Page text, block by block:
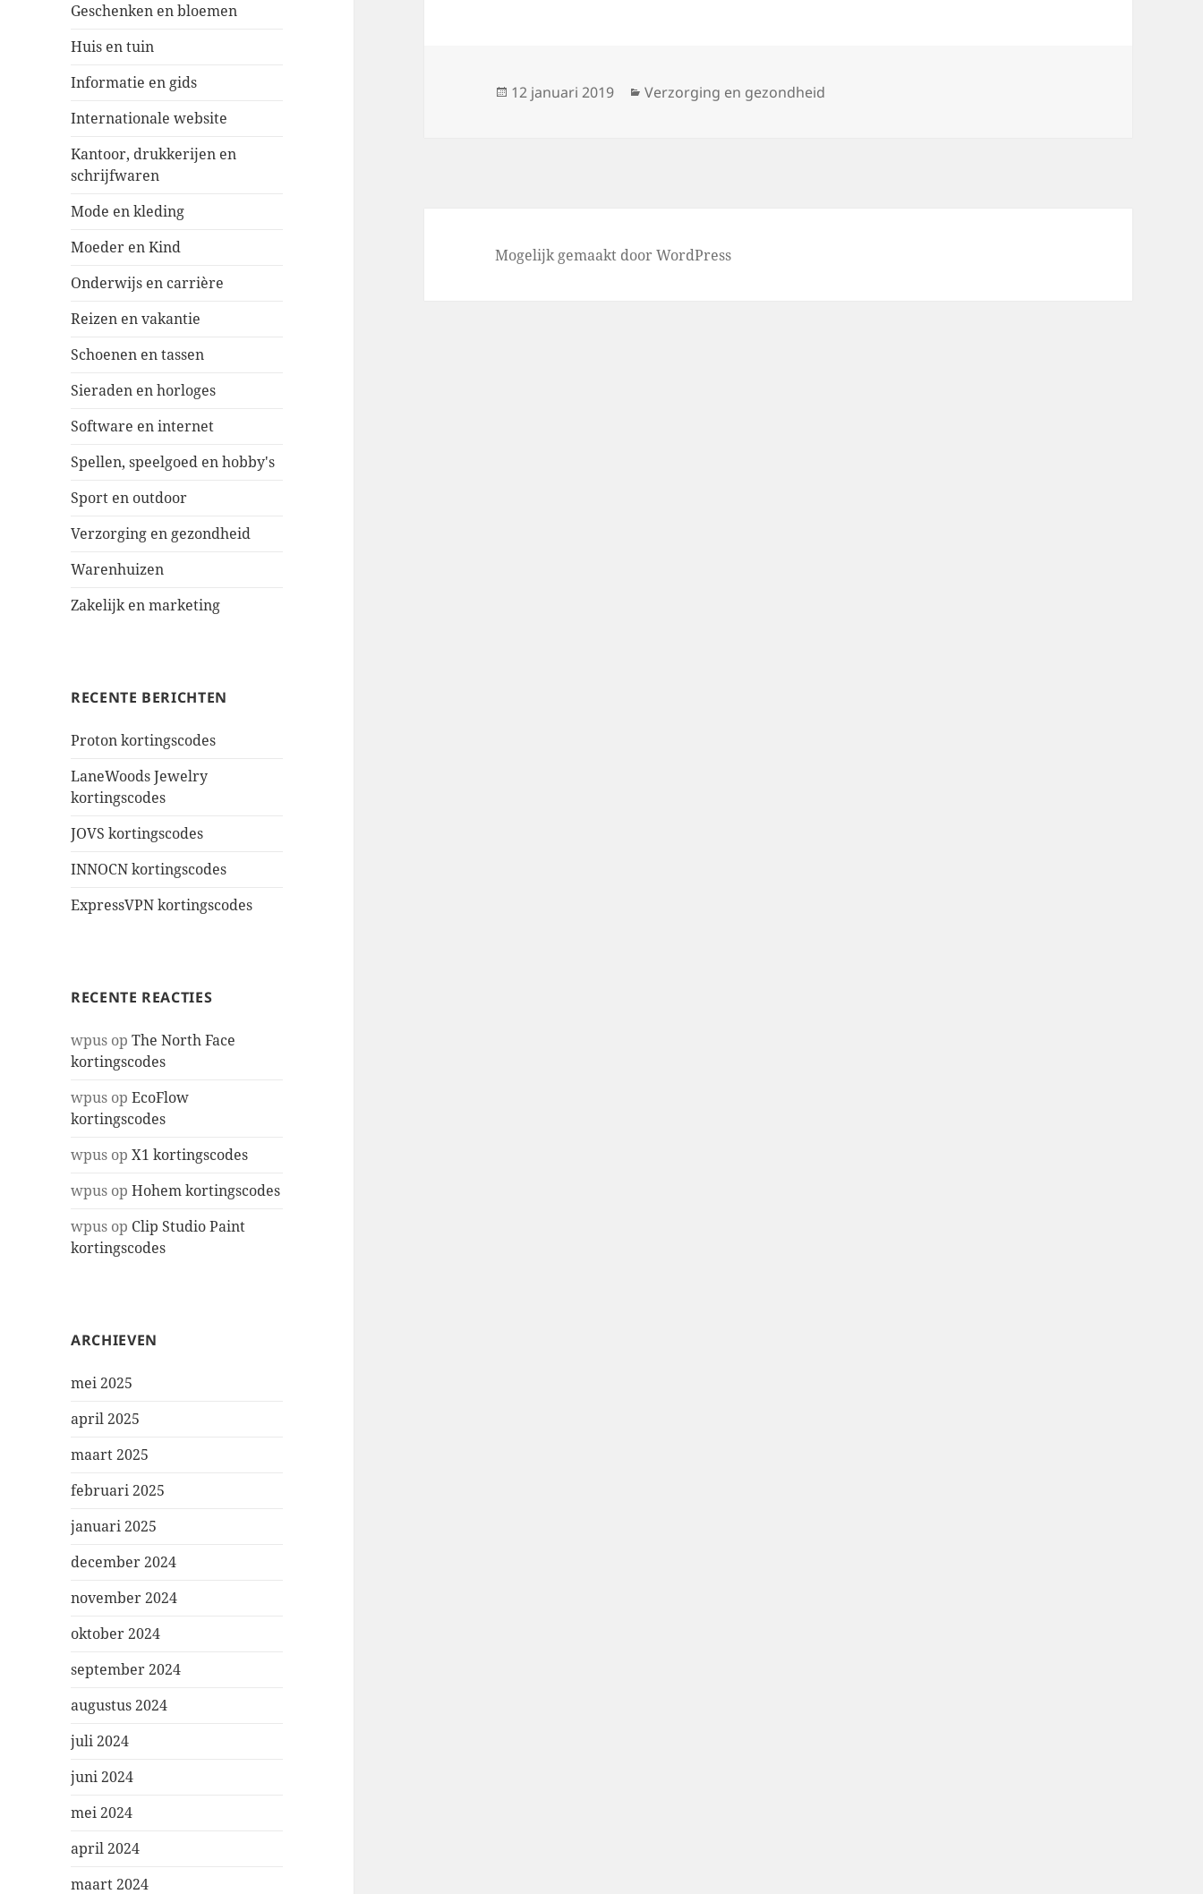
Geschenken en bloemen
Huis en tuin
Informatie en gids
Internationale website
Kantoor, drukkerijen en
schrijfwaren
Mode en kleding
Moeder en Kind
Onderwijs en carrière
Reizen en vakantie
Schoenen en tassen
Sieraden en horloges
Software en internet
Spellen, speelgoed en hobby's
Sport en outdoor
Verzorging en gezondheid
Warenhuizen
Zakelijk en marketing
RECENTE BERICHTEN
Proton kortingscodes
LaneWoods Jewelry
kortingscodes
JOVS kortingscodes
INNOCN kortingscodes
ExpressVPN kortingscodes
RECENTE REACTIES
wpus opThe North Face
kortingscodes
wpus opEcoFlow
kortingscodes
wpus opX1 kortingscodes
wpus opHohem kortingscodes
wpus op Clip Studio Paint
kortingscodes
ARCHIEVEN
mei 2025
april 2025
maart 2025
februari 2025
januari 2025
december 2024
november 2024
oktober 2024
september 2024
augustus 2024
juli 2024
juni 2024
mei 2024
april 2024
maart 2024
Geplaatst
12 januari 2019 Categorieën
Verzorging en gezondheid
Mogelijk gemaakt door WordPress